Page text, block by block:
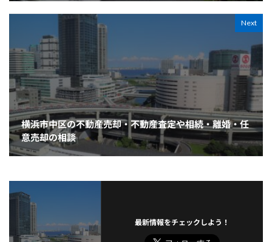
Next
横浜市中区の不動産売却・不動産査定や相続・離婚・任
意売却の相談
最新情報をチェックしよう！